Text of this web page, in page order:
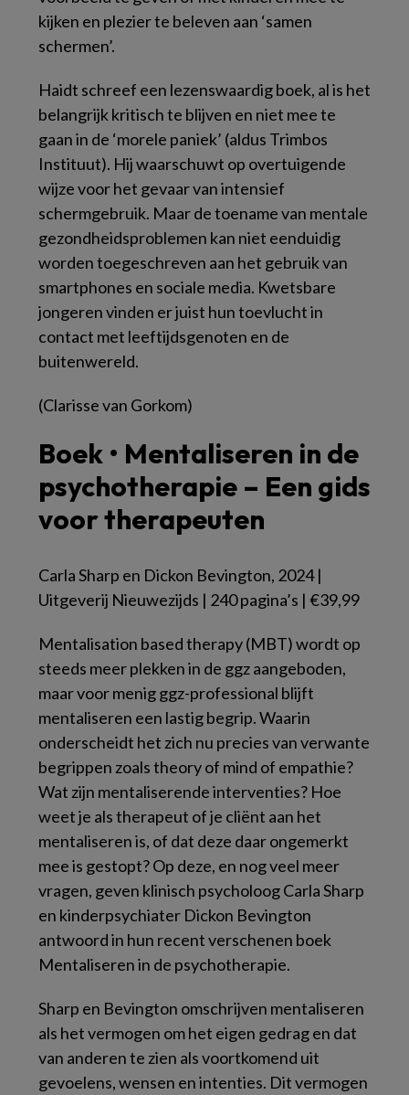
kijken en plezier te beleven aan ‘samen
schermen’.
Haidt schreef een lezenswaardig boek, al is het
belangrijk kritisch te blijven en niet mee te
gaan in de ‘morele paniek’ (aldus Trimbos
Instituut). Hij waarschuwt op overtuigende
wijze voor het gevaar van intensief
schermgebruik. Maar de toename van mentale
gezondheidsproblemen kan niet eenduidig
worden toegeschreven aan het gebruik van
smartphones en sociale media. Kwetsbare
jongeren vinden er juist hun toevlucht in
contact met leeftijdsgenoten en de
buitenwereld.
(Clarisse van Gorkom)
Boek • Mentaliseren in de
psychotherapie – Een gids
voor therapeuten
Carla Sharp en Dickon Bevington, 2024 |
Uitgeverij Nieuwezijds | 240 pagina’s | €39,99
Mentalisation based therapy(MBT) wordt op
steeds meer plekken in de ggz aangeboden,
maar voor menig ggz-professional blijft
mentaliseren een lastig begrip. Waarin
onderscheidt het zich nu precies van verwante
begrippen zoalstheory of mind of empathie?
Wat zijn mentaliserende interventies? Hoe
weet je als therapeut of je cliënt aan het
mentaliseren is, of dat deze daar ongemerkt
mee is gestopt? Op deze, en nog veel meer
vragen, geven klinisch psycholoog Carla Sharp
en kinderpsychiater Dickon Bevington
antwoord in hun recent verschenen boek
Mentaliseren in de psychotherapie.
Sharp en Bevington omschrijven mentaliseren
als het vermogen om het eigen gedrag en dat
van anderen te zien als voortkomend uit
gevoelens, wensen en intenties. Dit vermogen